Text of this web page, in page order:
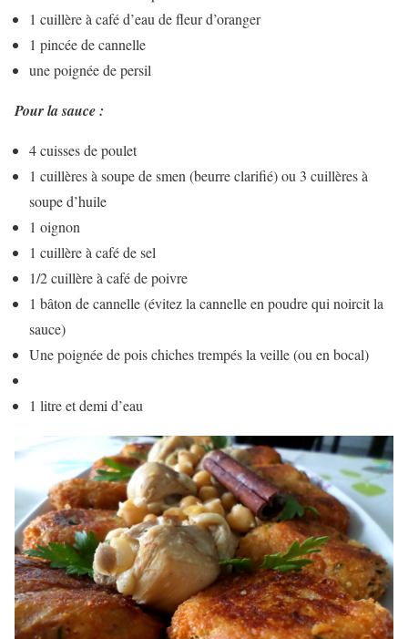
1 cuillère à café d’eau de fleur d’oranger
1 pincée de cannelle
une poignée de persil
Pour la sauce :
4 cuisses de poulet
1 cuillères à soupe de smen (beurre clarifié) ou 3 cuillères à
soupe d’huile
1 oignon
1 cuillère à café de sel
1/2 cuillère à café de poivre
1 bâton de cannelle (évitez la cannelle en poudre qui noircit la
sauce)
Une poignée de pois chiches trempés la veille (ou en bocal)
1 litre et demi d’eau